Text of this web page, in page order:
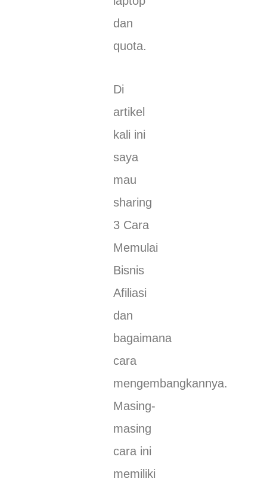
dan
quota.
Di
artikel
kali ini
saya
mau
sharing
3 Cara
Memulai
Bisnis
Afiliasi
dan
bagaimana
cara
mengembangkannya.
Masing-
masing
cara ini
memiliki